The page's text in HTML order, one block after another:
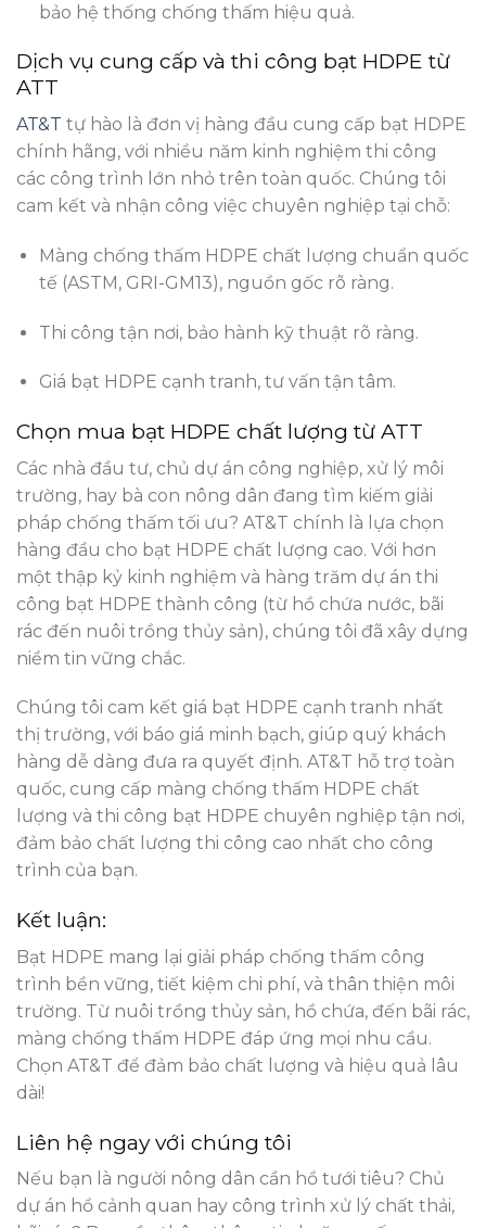
bảo hệ thống chống thấm hiệu quả.
Dịch vụ cung cấp và thi công bạt HDPE từ
ATT
AT&T tự hào là đơn vị hàng đầu cung cấp bạt HDPE
chính hãng, với nhiều năm kinh nghiệm thi công
các công trình lớn nhỏ trên toàn quốc. Chúng tôi
cam kết và nhận công việc chuyên nghiệp tại chỗ:
Màng chống thấm HDPE chất lượng chuẩn quốc
tế (ASTM, GRI-GM13), nguồn gốc rõ ràng.
Thi công tận nơi, bảo hành kỹ thuật rõ ràng.
Giá bạt HDPE cạnh tranh, tư vấn tận tâm.
Chọn mua bạt HDPE chất lượng từ ATT
Các nhà đầu tư, chủ dự án công nghiệp, xử lý môi
trường, hay bà con nông dân đang tìm kiếm giải
pháp chống thấm tối ưu? AT&T chính là lựa chọn
hàng đầu cho bạt HDPE chất lượng cao. Với hơn
một thập kỷ kinh nghiệm và hàng trăm dự án thi
công bạt HDPE thành công (từ hồ chứa nước, bãi
rác đến nuôi trồng thủy sản), chúng tôi đã xây dựng
niềm tin vững chắc.
Chúng tôi cam kết giá bạt HDPE cạnh tranh nhất
thị trường, với báo giá minh bạch, giúp quý khách
hàng dễ dàng đưa ra quyết định. AT&T hỗ trợ toàn
quốc, cung cấp màng chống thấm HDPE chất
lượng và thi công bạt HDPE chuyên nghiệp tận nơi,
đảm bảo chất lượng thi công cao nhất cho công
trình của bạn.
Kết luận:
Bạt HDPE mang lại giải pháp chống thấm công
trình bền vững, tiết kiệm chi phí, và thân thiện môi
trường. Từ nuôi trồng thủy sản, hồ chứa, đến bãi rác,
màng chống thấm HDPE đáp ứng mọi nhu cầu.
Chọn AT&T để đảm bảo chất lượng và hiệu quả lâu
dài!
Liên hệ ngay với chúng tôi
Nếu bạn là người nông dân cần hồ tưới tiêu? Chủ
dự án hồ cảnh quan hay công trình xử lý chất thải,